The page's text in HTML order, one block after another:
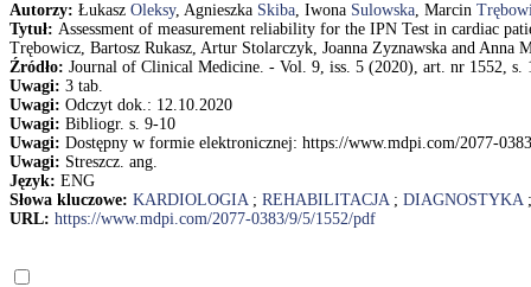
Autorzy: Łukasz Oleksy, Agnieszka Skiba, Iwona Sulowska, Marcin
Tytuł: Assessment of measurement reliability for the IPN Test in cardiac
Trębowicz, Bartosz Rukasz, Artur Stolarczyk, Joanna Zyznawska and Anna
Źródło: Journal of Clinical Medicine. - Vol. 9, iss. 5 (2020), art. nr 1552, s.
Uwagi: 3 tab.
Uwagi: Odczyt dok.: 12.10.2020
Uwagi: Bibliogr. s. 9-10
Uwagi: Dostępny w formie elektronicznej: https://www.mdpi.com/2077-
Uwagi: Streszcz. ang.
Język: ENG
Słowa kluczowe: KARDIOLOGIA; REHABILITACJA; DIAGNOSTYKA
URL: https://www.mdpi.com/2077-0383/9/5/1552/pdf